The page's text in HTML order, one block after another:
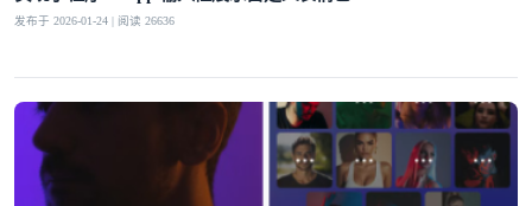
发布于 2026-01-24 | 阅读 26636
登录即时通讯云
登录客服云